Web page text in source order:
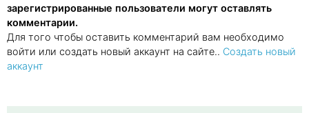
зарегистрированные пользователи могут оставлять
комментарии.
Для того чтобы оставить комментарий вам необходимо
войти или создать новый аккаунт на сайте.. Создать новый
аккаунт